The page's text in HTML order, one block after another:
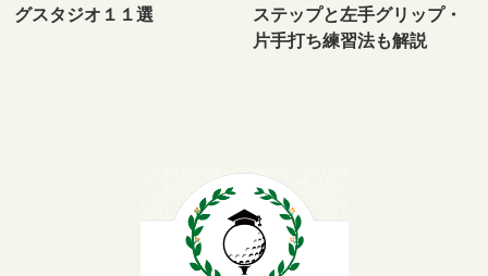
グスタジオ１１選
ステップと左手グリップ・
片手打ち練習法も解説